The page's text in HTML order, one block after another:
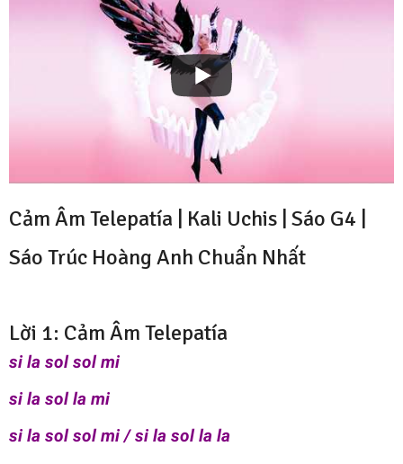
Cảm Âm Telepatía | Kali Uchis | Sáo G4 |
Sáo Trúc Hoàng Anh Chuẩn Nhất
Lời 1: Cảm Âm Telepatía
si la sol sol mi
si la sol la mi
si la sol sol mi / si la sol la la